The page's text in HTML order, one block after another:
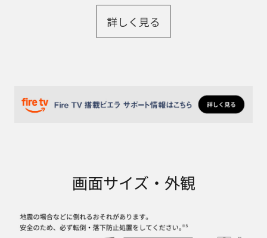
詳しく見る
画面サイズ・外観